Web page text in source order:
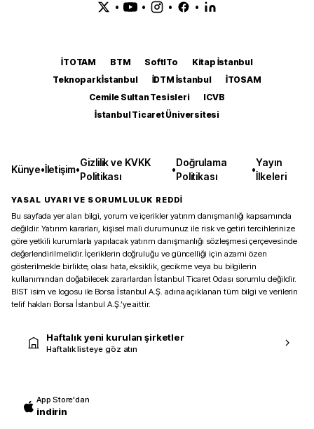
• • • •
İTOTAM BTM SoftITo
Kitap İstanbul
Teknopark İstanbul
İDTM İstanbul
İTOSAM
Cemile Sultan Tesisleri
ICVB
İstanbul Ticaret Üniversitesi
Künye•İletişim•
Gizlilik ve KVKK
Politikası
•
Doğrulama
Politikası
•
Yayın
İlkeleri
YASAL UYARI VE SORUMLULUK REDDİ
Bu sayfada yer alan bilgi, yorum ve içerikler yatırım danışmanlığı kapsamında
değildir. Yatırım kararları, kişisel mali durumunuz ile risk ve getiri tercihlerinize
göre yetkili kurumlarla yapılacak yatırım danışmanlığı sözleşmesi çerçevesinde
değerlendirilmelidir. İçeriklerin doğruluğu ve güncelliği için azami özen
gösterilmekle birlikte, olası hata, eksiklik, gecikme veya bu bilgilerin
kullanımından doğabilecek zararlardan İstanbul Ticaret Odası sorumlu değildir.
BIST isim ve logosu ile Borsa İstanbul A.Ş. adına açıklanan tüm bilgi ve verilerin
telif hakları Borsa İstanbul A.Ş.’ye aittir.
Haftalık yeni kurulan şirketler
Haftalık listeye göz atın
App Store'dan
indirin